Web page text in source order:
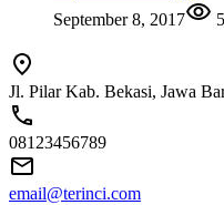
September 8, 2017
Jl. Pilar Kab. Bekasi, Jawa
08123456789
email@terinci.com